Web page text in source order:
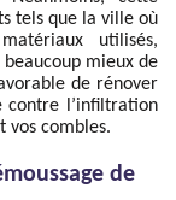
tels que la ville où
utilisés,
beaucoup mieux de
de rénover
l’infiltration
vos combles.
de